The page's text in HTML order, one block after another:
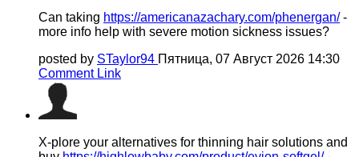
Can taking https://americanazachary.com/phenergan/-
more info help with severe motion sickness issues?
posted by STaylor94 Пятница, 07 Август 2026 14:30
Comment Link
X-plore your alternatives for thinning hair solutions and